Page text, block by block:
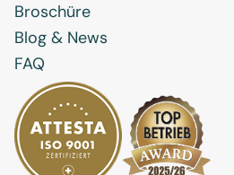
Broschüre
Blog & News
FAQ